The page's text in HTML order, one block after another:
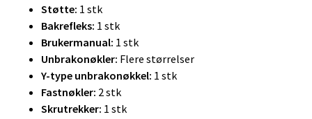
Støtte: 1 stk
Bakrefleks: 1 stk
Brukermanual: 1 stk
Unbrakonøkler: Flere størrelser
Y-type unbrakonøkkel: 1 stk
Fastnøkler: 2 stk
Skrutrekker: 1 stk